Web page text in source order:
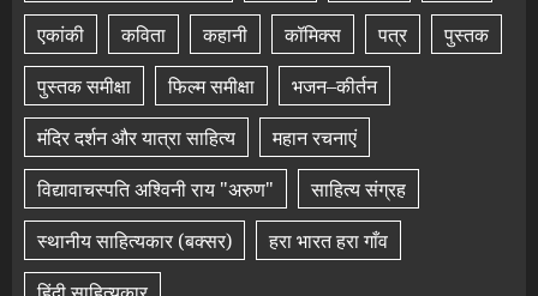
एकांकी
कविता कहानी कॉमिक्स पत्र
पुस्तक
पुस्तक समीक्षा
फिल्म समीक्षा
भजन–कीर्तन
मंदिर दर्शन और यात्रा साहित्य
महान रचनाएं
विद्यावाचस्पति अश्विनी राय "अरुण"
साहित्य संग्रह
स्थानीय साहित्यकार (बक्सर)
हरा भारत हरा गाँव